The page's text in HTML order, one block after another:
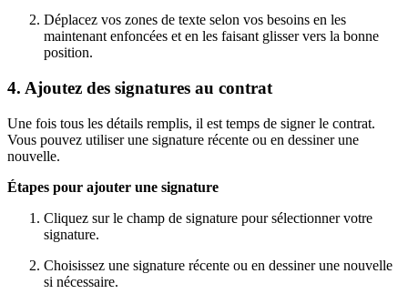
Déplacez vos zones de texte selon vos besoins en les
maintenant enfoncées et en les faisant glisser vers la bonne
position.
4. Ajoutez des signatures au contrat
Une fois tous les détails remplis, il est temps de signer le contrat.
Vous pouvez utiliser une signature récente ou en dessiner une
nouvelle.
Étapes pour ajouter une signature
Cliquez sur le champ de signature pour sélectionner votre
signature.
Choisissez une signature récente ou en dessiner une nouvelle
si nécessaire.